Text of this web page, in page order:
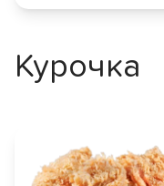
Курочка